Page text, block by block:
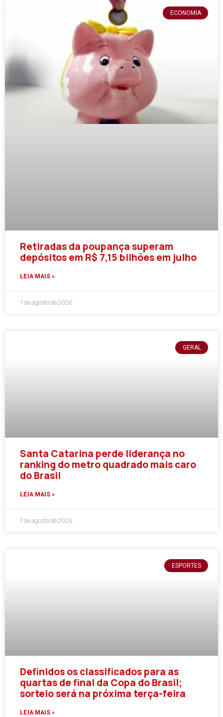
ECONOMIA
Retiradas da poupança superam
depósitos em R$ 7,15 bilhões em julho
LEIA MAIS »
7 de agosto de 2026
GERAL
Santa Catarina perde liderança no
ranking do metro quadrado mais caro
do Brasil
LEIA MAIS »
7 de agosto de 2026
ESPORTES
Definidos os classificados para as
quartas de final da Copa do Brasil;
sorteio será na próxima terça-feira
LEIA MAIS »